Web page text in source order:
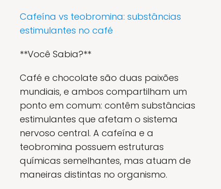
Cafeína vs teobromina: substâncias
estimulantes no café
**Você Sabia?**
Café e chocolate são duas paixões
mundiais, e ambos compartilham um
ponto em comum: contêm substâncias
estimulantes que afetam o sistema
nervoso central. A cafeína e a
teobromina possuem estruturas
químicas semelhantes, mas atuam de
maneiras distintas no organismo.